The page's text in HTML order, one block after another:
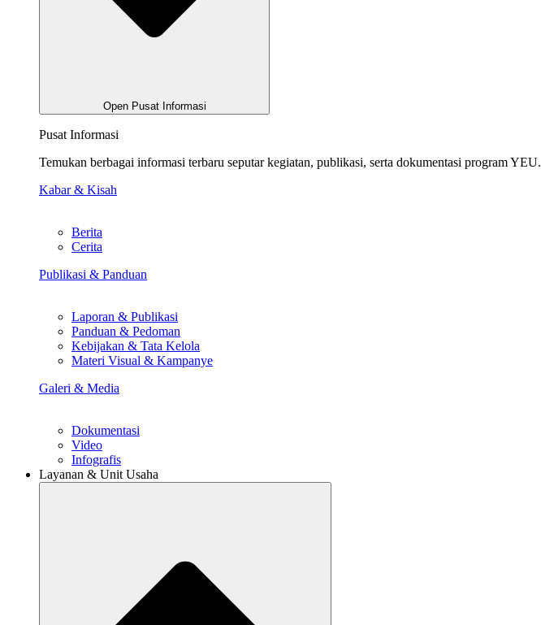
Open Pusat Informasi
Pusat Informasi
Temukan berbagai informasi terbaru seputar kegiatan, publikasi, serta dokumentasi program YEU.
Kabar & Kisah
Berita
Cerita
Publikasi & Panduan
Laporan & Publikasi
Panduan & Pedoman
Kebijakan & Tata Kelola
Materi Visual & Kampanye
Galeri & Media
Dokumentasi
Video
Infografis
Layanan & Unit Usaha